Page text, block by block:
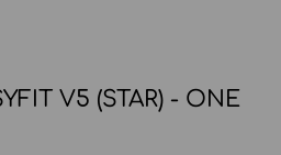
V5 (STAR) - ONE